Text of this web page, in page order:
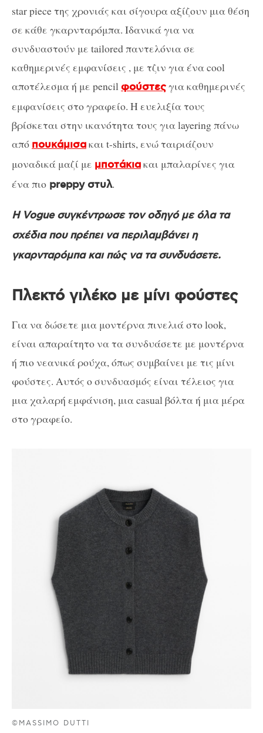
star piece της χρονιάς και σίγουρα αξίζουν μια θέση
σε κάθε γκαρνταρόμπα. Ιδανικά για να
συνδυαστούν με tailored παντελόνια σε
καθημερινές εμφανίσεις , με τζιν για ένα cool
αποτέλεσμα ή με pencilφούστεςγια καθημερινές
εμφανίσεις στο γραφείο. Η ευελιξία τους
βρίσκεται στην ικανότητα τους για layering πάνω
από πουκάμισακαι t-shirts, ενώ ταιριάζουν
μοναδικά μαζί με μποτάκιακαι μπαλαρίνες για
ένα πιο preppy στυλ.
Η Vogue συγκέντρωσε τον οδηγό με όλα τα
σχέδια που πρέπει να περιλαμβάνει η
γκαρνταρόμπα και πώς να τα συνδυάσετε.
Πλεκτό γιλέκο με μίνι φούστες
Για να δώσετε μια μοντέρνα πινελιά στο look,
είναι απαραίτητο να τα συνδυάσετε με μοντέρνα
ή πιο νεανικά ρούχα, όπως συμβαίνει με τις μίνι
φούστες. Αυτός ο συνδυασμός είναι τέλειος για
μια χαλαρή εμφάνιση, μια casual βόλτα ή μια μέρα
στο γραφείο.
©MASSIMO DUTTI